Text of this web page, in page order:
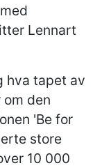
Lennart
hva tapet av
den
'Be for
store
10 000